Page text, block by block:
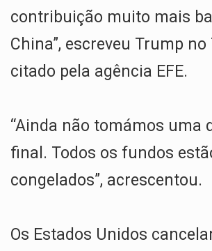
contribuição muito mais
China”, escreveu Trump no
citado pela agência EFE.
“Ainda não tomámos uma
final. Todos os fundos
congelados”, acrescentou.
Os Estados Unidos